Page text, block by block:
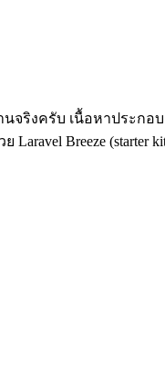
จริงครับ เนื้อหาประกอ
Breeze (starter